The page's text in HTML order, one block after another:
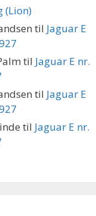
(Lion)
til Jaguar E
til Jaguar E nr.
til Jaguar E
til Jaguar E nr.